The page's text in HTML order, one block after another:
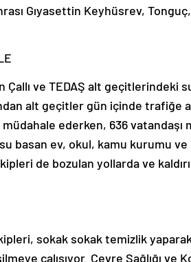
Gıyasettin Keyhüsrev,
Çallı ve TEDAŞ alt geçitlerindeki
alt geçitler gün içinde trafiğe
ederken, 636 vatandaşı
basan ev, okul, kamu kurumu
de bozulan yollarda ve
sokak sokak temizlik
çalışıyor. Çevre Sağlığı ve